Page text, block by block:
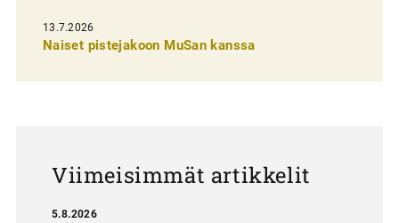
e
13.7.2026
Naiset pistejakoon MuSan kanssa
Viimeisimmät artikkelit
5.8.2026